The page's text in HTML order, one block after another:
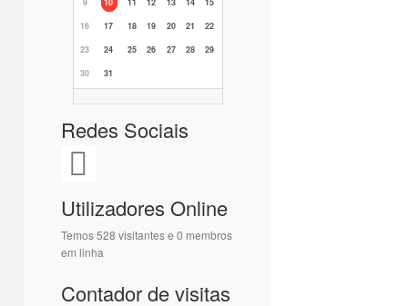
16
17 18 19 20 21
22
23
24 25 26 27 28
29
30
31
Redes Sociais
Utilizadores Online
Temos 528 visitantes e 0 membros
em linha
Contador de visitas